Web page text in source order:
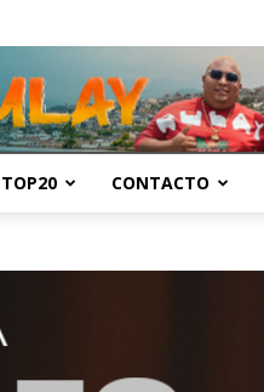
TOP20 CONTACTO